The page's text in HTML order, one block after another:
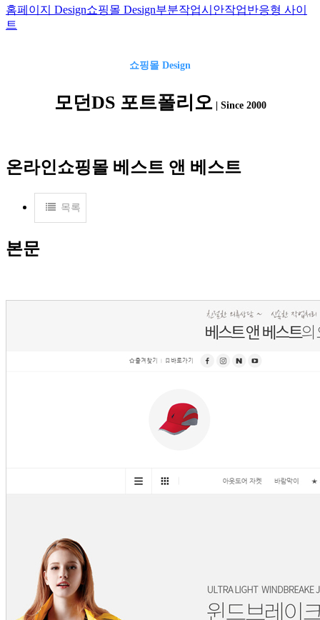
홈페이지 Design쇼핑몰 Design부분작업시안작업반응형 사이
트
쇼핑몰 Design
모던DS 포트폴리오 | Since 2000
온라인쇼핑몰 베스트 앤 베스트
목록
본문